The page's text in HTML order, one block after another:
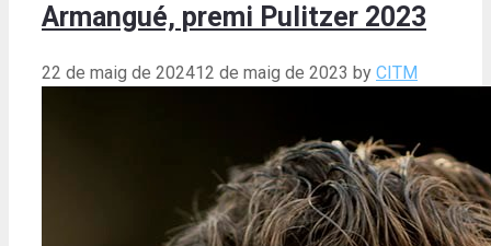
Armangué, premi Pulitzer 2023
22 de maig de 202412 de maig de 2023 by CITM